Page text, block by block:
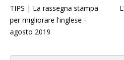
TIPS | La rassegna stampa
per migliorare l'inglese -
agosto 2019